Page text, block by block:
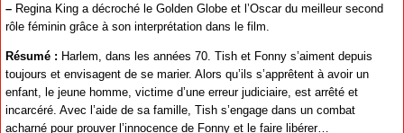
– Regina King a décroché le Golden Globe et l’Oscar du meilleur second
rôle féminin grâce à son interprétation dans le film.
Résumé : Harlem, dans les années 70. Tish et Fonny s’aiment depuis
toujours et envisagent de se marier. Alors qu’ils s’apprêtent à avoir un
enfant, le jeune homme, victime d’une erreur judiciaire, est arrêté et
incarcéré. Avec l’aide de sa famille, Tish s’engage dans un combat
acharné pour prouver l’innocence de Fonny et le faire libérer…